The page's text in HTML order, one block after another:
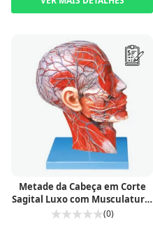
Metade da Cabeça em Corte
Sagital Luxo com Musculatura,
Vasos e Nervos
(0)